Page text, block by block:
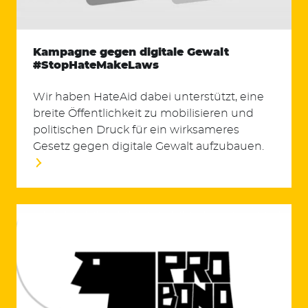
Kampagne gegen digitale Gewalt
#StopHateMakeLaws
Wir haben HateAid dabei unterstützt, eine
breite Öffentlichkeit zu mobilisieren und
politischen Druck für ein wirksameres
Gesetz gegen digitale Gewalt aufzubauen.